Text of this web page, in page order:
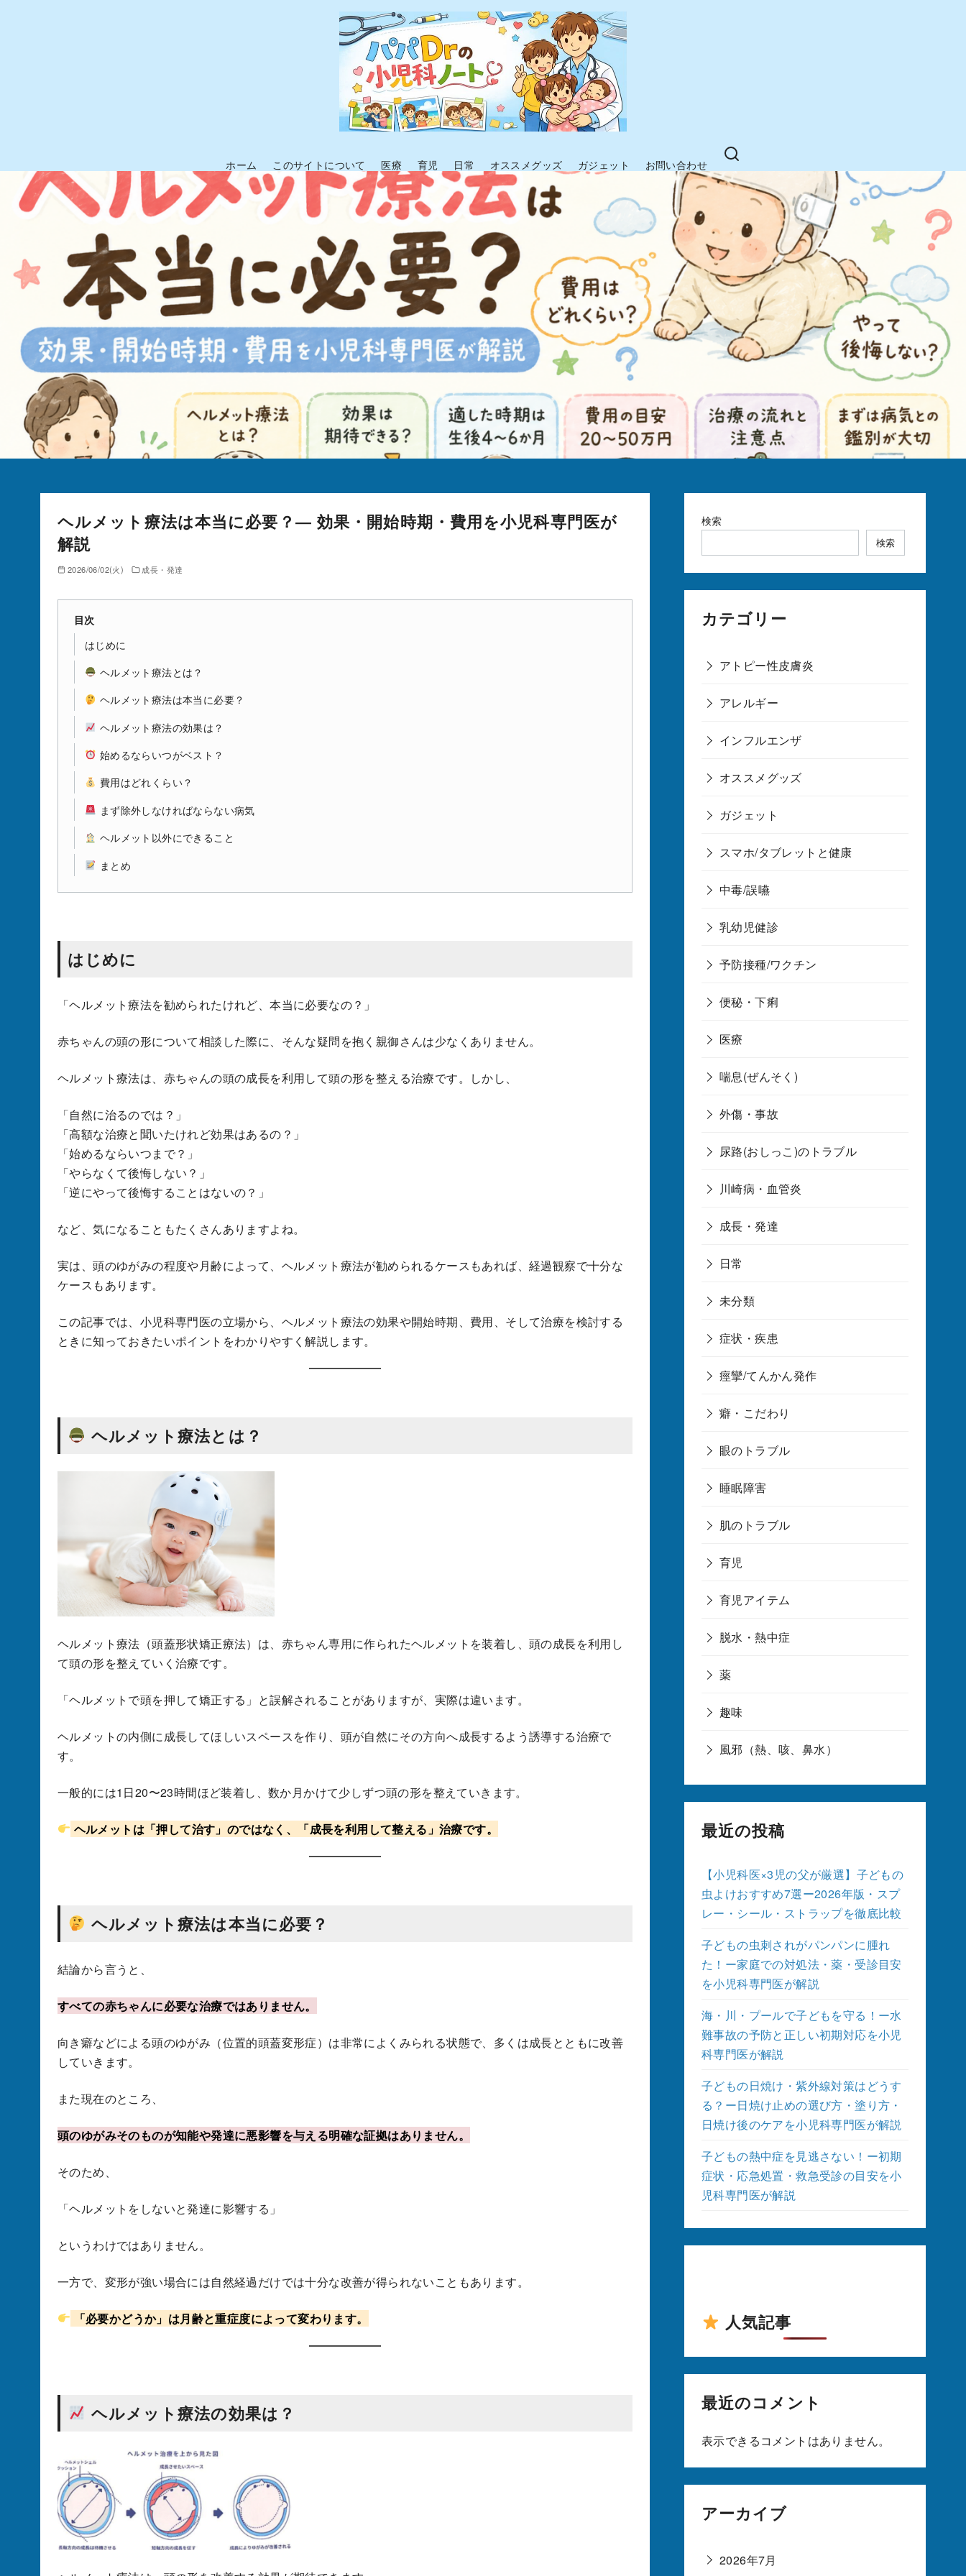
ホーム このサイトについて 医療 育児 日常 オススメグッズ ガジェット お問い合わせ
ヘルメット療法は本当に必要？― 効果・開始時期・費用を小児科専門医が
解説
2026/06/02(火) 成長・発達
目次
はじめに
ヘルメット療法とは？
ヘルメット療法は本当に必要？
ヘルメット療法の効果は？
始めるならいつがベスト？
費用はどれくらい？
まず除外しなければならない病気
ヘルメット以外にできること
まとめ
はじめに
「ヘルメット療法を勧められたけれど、本当に必要なの？」
赤ちゃんの頭の形について相談した際に、そんな疑問を抱く親御さんは少なくありません。
ヘルメット療法は、赤ちゃんの頭の成長を利用して頭の形を整える治療です。しかし、
「自然に治るのでは？」
「高額な治療と聞いたけれど効果はあるの？」
「始めるならいつまで？」
「やらなくて後悔しない？」
「逆にやって後悔することはないの？」
など、気になることもたくさんありますよね。
実は、頭のゆがみの程度や月齢によって、ヘルメット療法が勧められるケースもあれば、経過観察で十分な
ケースもあります。
この記事では、小児科専門医の立場から、ヘルメット療法の効果や開始時期、費用、そして治療を検討する
ときに知っておきたいポイントをわかりやすく解説します。
ヘルメット療法とは？
ヘルメット療法（頭蓋形状矯正療法）は、赤ちゃん専用に作られたヘルメットを装着し、頭の成長を利用し
て頭の形を整えていく治療です。
「ヘルメットで頭を押して矯正する」と誤解されることがありますが、実際は違います。
ヘルメットの内側に成長してほしいスペースを作り、頭が自然にその方向へ成長するよう誘導する治療で
す。
一般的には1日20〜23時間ほど装着し、数か月かけて少しずつ頭の形を整えていきます。
ヘルメットは「押して治す」のではなく、「成長を利用して整える」治療です。
ヘルメット療法は本当に必要？
結論から言うと、
すべての赤ちゃんに必要な治療ではありません。
向き癖などによる頭のゆがみ（位置的頭蓋変形症）は非常によくみられる状態で、多くは成長とともに改善
していきます。
また現在のところ、
頭のゆがみそのものが知能や発達に悪影響を与える明確な証拠はありません。
そのため、
「ヘルメットをしないと発達に影響する」
というわけではありません。
一方で、変形が強い場合には自然経過だけでは十分な改善が得られないこともあります。
「必要かどうか」は月齢と重症度によって変わります。
ヘルメット療法の効果は？
検索
検索
カテゴリー
アトピー性皮膚炎
アレルギー
インフルエンザ
オススメグッズ
ガジェット
スマホ/タブレットと健康
中毒/誤嚥
乳幼児健診
予防接種/ワクチン
便秘・下痢
医療
喘息(ぜんそく)
外傷・事故
尿路(おしっこ)のトラブル
川崎病・血管炎
成長・発達
日常
未分類
症状・疾患
痙攣/てんかん発作
癖・こだわり
眼のトラブル
睡眠障害
肌のトラブル
育児
育児アイテム
脱水・熱中症
薬
趣味
風邪（熱、咳、鼻水）
最近の投稿
【小児科医×3児の父が厳選】子どもの
虫よけおすすめ7選ー2026年版・スプ
レー・シール・ストラップを徹底比較
子どもの虫刺されがパンパンに腫れ
た！ー家庭での対処法・薬・受診目安
を小児科専門医が解説
海・川・プールで子どもを守る！ー水
難事故の予防と正しい初期対応を小児
科専門医が解説
子どもの日焼け・紫外線対策はどうす
る？ー日焼け止めの選び方・塗り方・
日焼け後のケアを小児科専門医が解説
子どもの熱中症を見逃さない！ー初期
症状・応急処置・救急受診の目安を小
児科専門医が解説
人気記事
最近のコメント
表示できるコメントはありません。
アーカイブ
2026年7月